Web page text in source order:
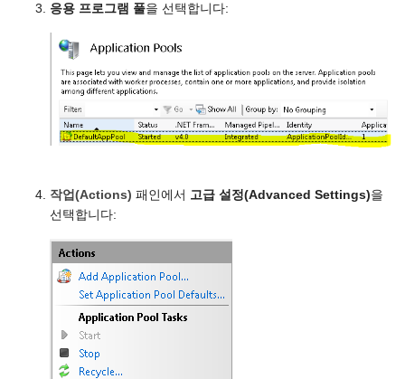
응용 프로그램 풀을 선택합니다:
작업(Actions) 패인에서 고급 설정(Advanced Settings)을
선택합니다: